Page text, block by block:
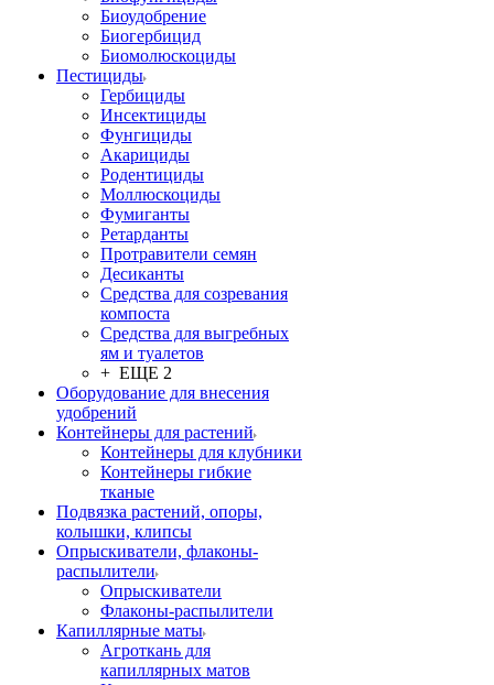
Биоудобрение
Биогербицид
Биомолюскоциды
Пестициды
Гербициды
Инсектициды
Фунгициды
Акарициды
Родентициды
Моллюскоциды
Фумиганты
Ретарданты
Протравители семян
Десиканты
Средства для созревания
компоста
Средства для выгребных
ям и туалетов
+ ЕЩЕ 2
Оборудование для внесения
удобрений
Контейнеры для растений
Контейнеры для клубники
Контейнеры гибкие
тканые
Подвязка растений, опоры,
колышки, клипсы
Опрыскиватели, флаконы-
распылители
Опрыскиватели
Флаконы-распылители
Капиллярные маты
Агроткань для
капиллярных матов